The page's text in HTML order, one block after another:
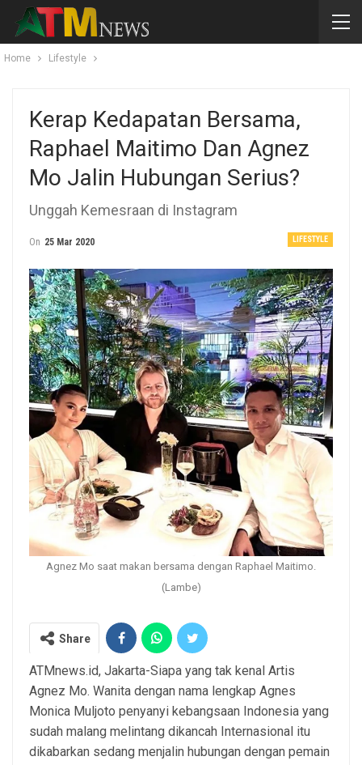
Home Lifestyle
Kerap Kedapatan Bersama,
Raphael Maitimo Dan Agnez
Mo Jalin Hubungan Serius?
Unggah Kemesraan di Instagram
LIFESTYLE
On 25 Mar 2020
Agnez Mo saat makan bersama dengan Raphael Maitimo.
(Lambe)
Share
ATMnews.id, Jakarta-Siapa yang tak kenal Artis
Agnez Mo. Wanita dengan nama lengkap Agnes
Monica Muljoto penyanyi kebangsaan Indonesia yang
sudah malang melintang dikancah Internasional itu
dikabarkan sedang menjalin hubungan dengan pemain